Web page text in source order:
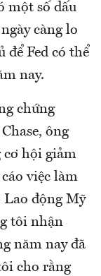
một số dấu
càng lo
để Fed có thể
nay.
chứng
ông
cơ hội giảm
việc làm
Lao động Mỹ
tôi nhận
năm nay đã
cho rằng